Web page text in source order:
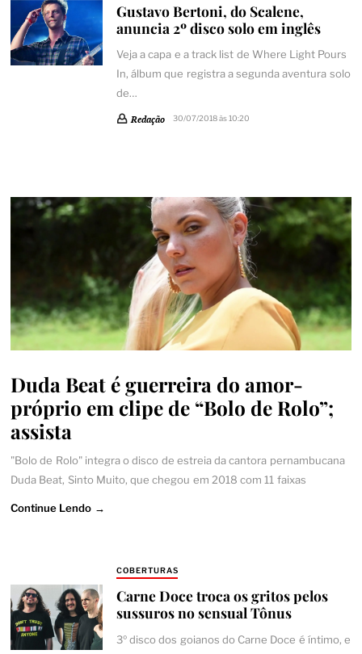
Gustavo Bertoni, do Scalene,
anuncia 2º disco solo em inglês
Veja a capa e a track list de Where Light Pours
In, álbum que registra a segunda aventura solo
de…
Redação 30/07/2018 às 10:20
Duda Beat é guerreira do amor-
próprio em clipe de “Bolo de Rolo”;
assista
"Bolo de Rolo" integra o disco de estreia da cantora pernambucana
Duda Beat, Sinto Muito, que chegou em 2018 com 11 faixas
Continue Lendo →
COBERTURAS
Carne Doce troca os gritos pelos
sussuros no sensual Tônus
3º disco dos goianos do Carne Doce é íntimo, e